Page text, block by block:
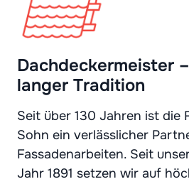
Dachdeckermeister
langer Tradition
Seit über 130 Jahren ist die
Sohn ein verlässlicher
Fassadenarbeiten. Seit
Jahr 1891 setzen wir auf